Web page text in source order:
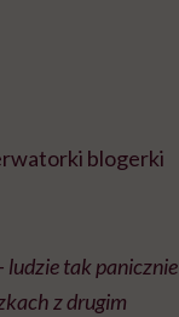
blogerki
ludzie tak panicznie
z drugim